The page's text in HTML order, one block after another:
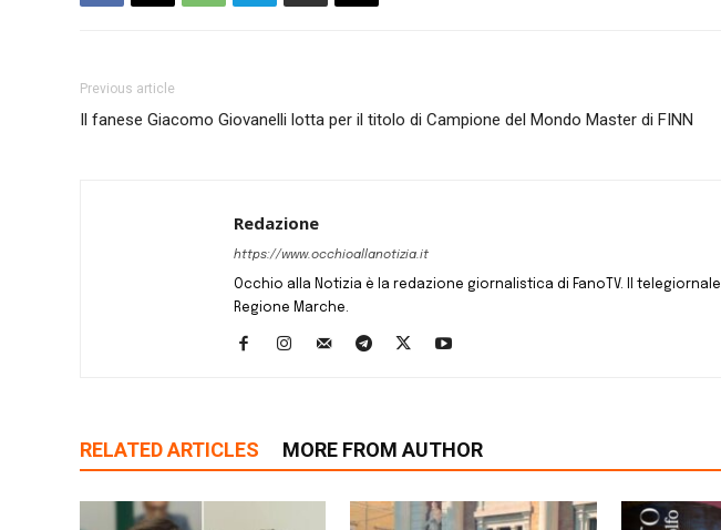
Previous article
Il fanese Giacomo Giovanelli lotta per il titolo di Campione del Mondo Master di FINN
Redazione
https://www.occhioallanotizia.it
Occhio alla Notizia è la redazione giornalistica di FanoTV. Il
Regione Marche.
RELATED ARTICLES MORE FROM AUTHOR